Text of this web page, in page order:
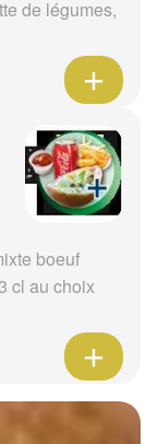
de légumes,
boeuf
cl au choix